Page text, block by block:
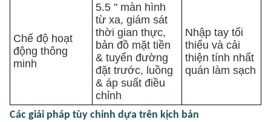
Chế độ hoạt
động thông
minh
5.5 " màn hình
từ xa, giám sát
thời gian thực,
bản đồ mặt tiền
& tuyến đường
đặt trước, luồng
& áp suất điều
chỉnh
Nhập tay tối
thiểu và cải
thiện tính nhất
quán làm sạch
Các giải pháp tùy chỉnh dựa trên kịch bản